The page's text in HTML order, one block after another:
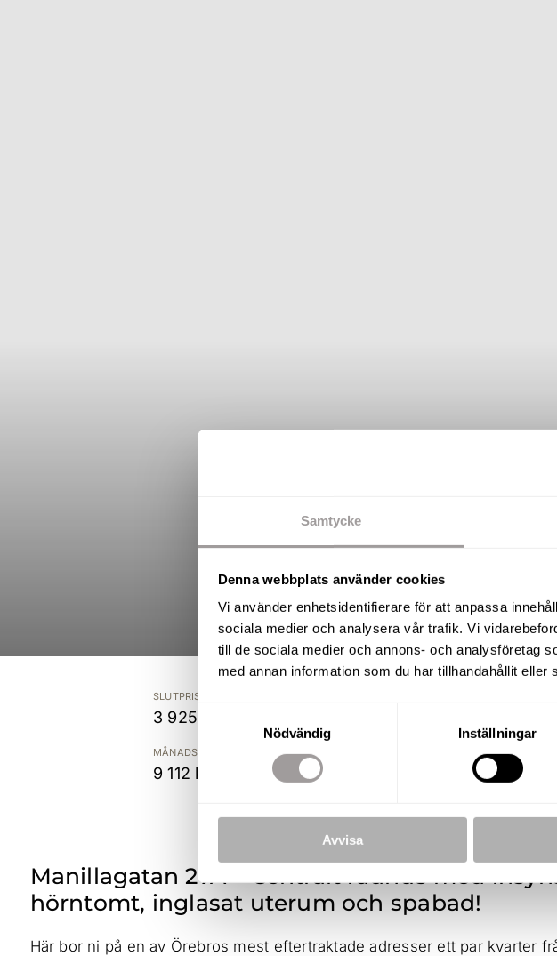
Samtycke
Denna webbplats använder cookies
Vi använder enhetsidentifierare för att anpassa
sociala medier och analysera vår trafik. Vi
till de sociala medier och annons- och analysföretag
med annan information som du har tillhandahållit
Nödvändig
Inställningar
Avvisa
SLUTPRIS
3 925 000 kr
MÅNADSAVGIFT
9 112 kr
UPPLÅTELSEFORM
Bostadsrätt
Manillagatan 27A – Centralt radhus med
hörntomt, inglasat uterum och spabad!
Här bor ni på en av Örebros mest eftertraktade adresser ett par kvarter